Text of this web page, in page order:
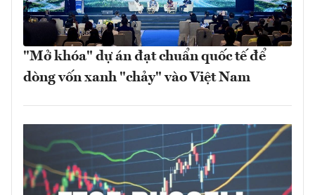
"Mở khóa" dự án đạt chuẩn quốc tế để
dòng vốn xanh "chảy" vào Việt Nam